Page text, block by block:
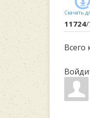
Скачать
11724/
Всего